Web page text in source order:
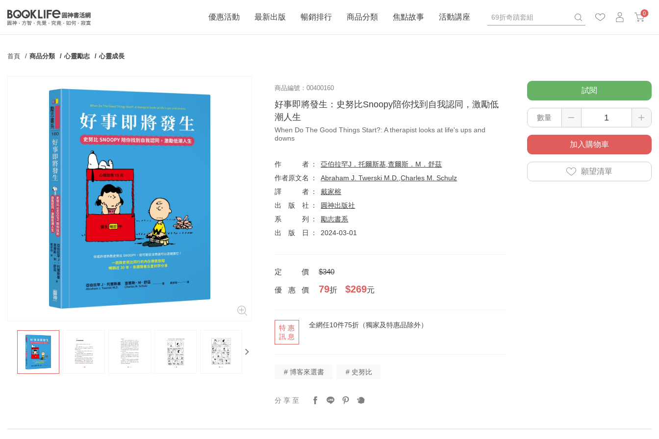
0
優惠活動 最新出版 暢銷排行 商品分類 焦點故事 活動講座
首頁 商品分類 心靈勵志 心靈成長
商品編號：00400160
好事即將發生：史努比Snoopy陪你找到自我認同，激勵低
潮人生
When Do The Good Things Start?: A therapist looks at life's ups and
downs
作者 亞伯拉罕J．托爾斯基 ,查爾斯．M．舒茲
作者原文名
Abraham J. Twerski M.D. ,Charles M. Schulz
譯者
戴家榕
出版社
圓神出版社
系列
勵志書系
出版日
2024-03-01
定價 $340
優惠價 79折$269元
特惠
訊息
全網任10件75折（獨家及特惠品除外）
# 博客來選書 # 史努比
分享至
試閱
數量
加入購物車
願望清單